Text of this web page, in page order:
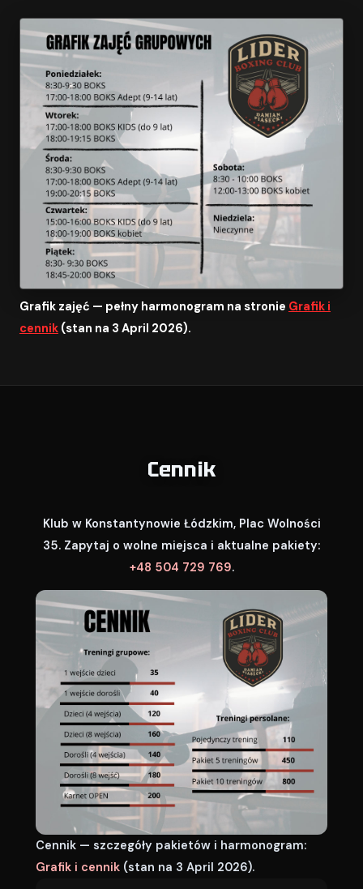
Grafik zajęć — pełny harmonogram na stronie Grafik i
cennik (stan na 3 April 2026).
Cennik
Klub w Konstantynowie Łódzkim, Plac Wolności
35. Zapytaj o wolne miejsca i aktualne pakiety:
+48 504 729 769.
Cennik — szczegóły pakietów i harmonogram:
Grafik i cennik (stan na 3 April 2026).